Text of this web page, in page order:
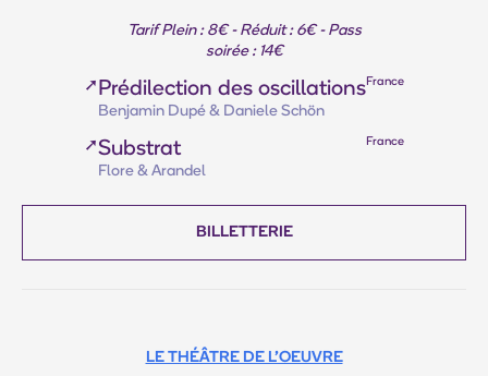
Tarif Plein : 8€ - Réduit : 6€ - Pass
soirée : 14€
➚ Prédilection des oscillations
Benjamin Dupé & Daniele Schön
France
➚Substrat
Flore & Arandel
France
BILLETTERIE
LE THÉÂTRE DE L'OEUVRE